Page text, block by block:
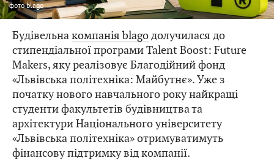
фотоblago
Будівельнакомпанія blagoдолучилася до
стипендіальної програми Talent Boost: Future
Makers, яку реалізовує Благодійний фонд
«Львівська політехніка: Майбутнє». Уже з
початку нового навчального року найкращі
студенти факультетів будівництва та
архітектури Національного університету
«Львівська політехніка» отримуватимуть
фінансову підтримку від компанії.